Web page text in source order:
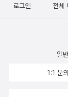
로그인 전체
일
1:1 문의